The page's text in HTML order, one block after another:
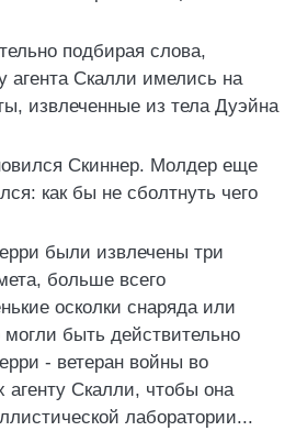
подбирая слова,
агента Скалли имелись на
извлеченные из тела Дуэйна
Скиннер. Молдер еще
как бы не сболтнуть чего
были извлечены три
больше всего
осколки снаряда или
быть действительно
- ветеран войны во
агенту Скалли, чтобы она
лаборатории...